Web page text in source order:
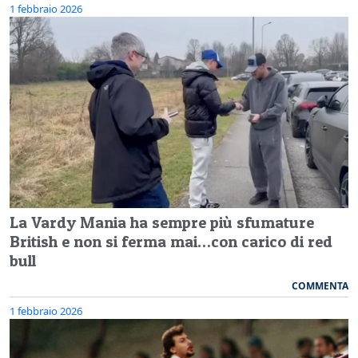
1 febbraio 2026
La Vardy Mania ha sempre più sfumature
British e non si ferma mai…con carico di red
bull
COMMENTA
1 febbraio 2026